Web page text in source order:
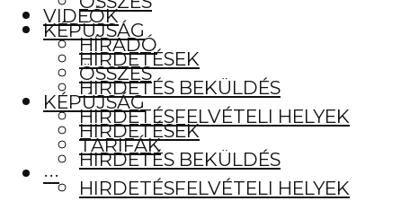
KÉPÚJSÁG
HIRDETÉSEK
HIRDETÉS BEKÜLDÉS
HIRDETÉSFELVÉTELI HELYEK
TARIFÁK
···
VIDEÓK
HÍRADÓ
ÖSSZES
KÉPÚJSÁG
HIRDETÉSEK
HIRDETÉS BEKÜLDÉS
HIRDETÉSFELVÉTELI HELYEK